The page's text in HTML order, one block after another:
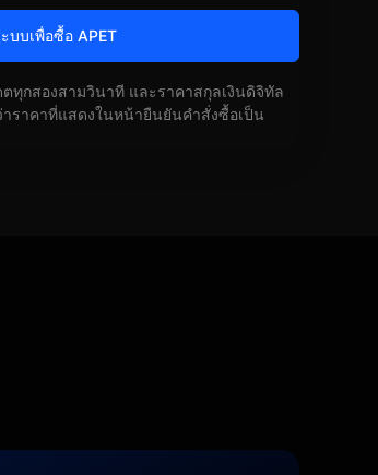
บบเพื่อซื้อ APET
ทุกสองสามวินาที และราคาสกุลเงินดิจิทัล
ราคาที่แสดงในหน้ายืนยันคำสั่งซื้อเป็น